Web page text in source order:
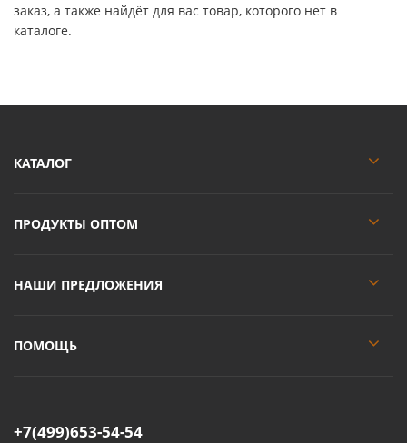
заказ, а также найдёт для вас товар, которого нет в
каталоге.
КАТАЛОГ
ПРОДУКТЫ ОПТОМ
НАШИ ПРЕДЛОЖЕНИЯ
ПОМОЩЬ
+7(499)653-54-54